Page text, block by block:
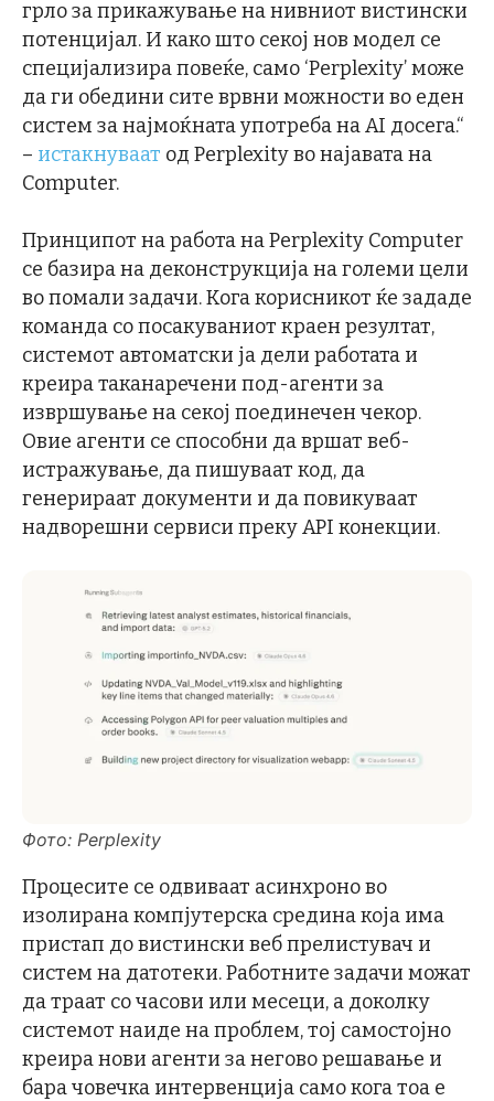
грло за прикажување на нивниот вистински
потенцијал. И како што секој нов модел се
специјализира повеќе, само ‘Perplexity’ може
да ги обедини сите врвни можности во еден
систем за најмоќната употреба на AI досега.“
– истакнуваат од Perplexity во најавата на
Computer.
Принципот на работа на Perplexity Computer
се базира на деконструкција на големи цели
во помали задачи. Кога корисникот ќе зададе
команда со посакуваниот краен резултат,
системот автоматски ја дели работата и
креира таканаречени под-агенти за
извршување на секој поединечен чекор.
Овие агенти се способни да вршат веб-
истражување, да пишуваат код, да
генерираат документи и да повикуваат
надворешни сервиси преку API конекции.
Фото: Perplexity
Процесите се одвиваат асинхроно во
изолирана компјутерска средина која има
пристап до вистински веб прелистувач и
систем на датотеки. Работните задачи можат
да траат со часови или месеци, а доколку
системот наиде на проблем, тој самостојно
креира нови агенти за негово решавање и
бара човечка интервенција само кога тоа е